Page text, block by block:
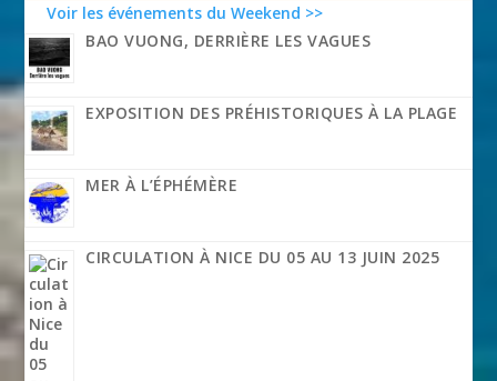
Voir les événements du Weekend >>
BAO VUONG, DERRIÈRE LES VAGUES
EXPOSITION DES PRÉHISTORIQUES À LA PLAGE
MER À L’ÉPHÉMÈRE
CIRCULATION À NICE DU 05 AU 13 JUIN 2025